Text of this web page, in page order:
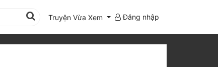
Truyện Vừa Xem Đăng nhập